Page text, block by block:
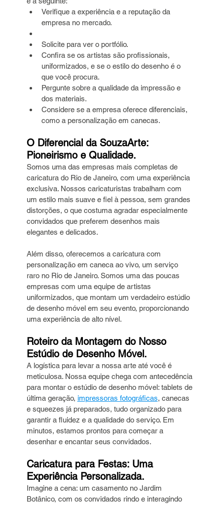
Verifique a experiência e a reputação da
empresa no mercado.
Solicite para ver o portfólio.
Confira se os artistas são profissionais,
uniformizados, e se o estilo do desenho é o
que você procura.
Pergunte sobre a qualidade da impressão e
dos materiais.
Considere se a empresa oferece diferenciais,
como a personalização em canecas.
O Diferencial da SouzaArte:
Pioneirismo e Qualidade.
Somos uma das empresas mais completas de
caricatura do Rio de Janeiro, com uma experiência
exclusiva. Nossos caricaturistas trabalham com
um estilo mais suave e fiel à pessoa, sem grandes
distorções, o que costuma agradar especialmente
convidados que preferem desenhos mais
elegantes e delicados.
Além disso, oferecemos a caricatura com
personalização em caneca ao vivo, um serviço
raro no Rio de Janeiro. Somos uma das poucas
empresas com uma equipe de artistas
uniformizados, que montam um verdadeiro estúdio
de desenho móvel em seu evento, proporcionando
uma experiência de alto nível.
Roteiro da Montagem do Nosso
Estúdio de Desenho Móvel.
A logística para levar a nossa arte até você é
meticulosa. Nossa equipe chega com antecedência
para montar o estúdio de desenho móvel: tablets de
última geração, impressoras fotográficas, canecas
e squeezes já preparados, tudo organizado para
garantir a fluidez e a qualidade do serviço. Em
minutos, estamos prontos para começar a
desenhar e encantar seus convidados.
Caricatura para Festas: Uma
Experiência Personalizada.
Imagine a cena: um casamento no Jardim
Botânico, com os convidados rindo e interagindo